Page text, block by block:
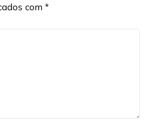
com *